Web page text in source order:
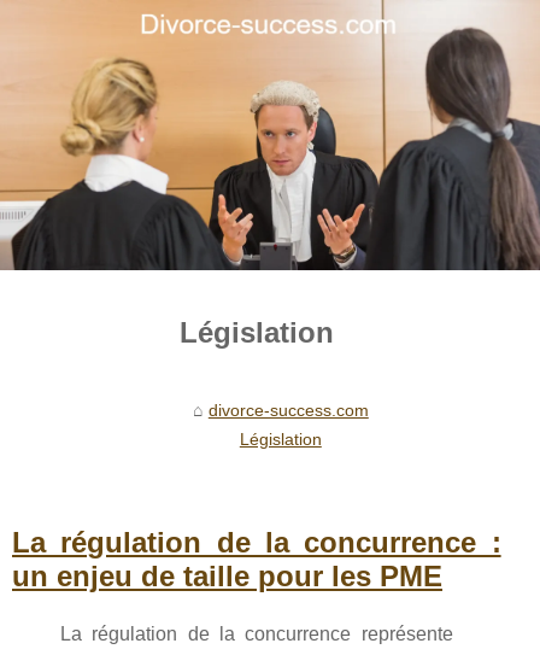
Législation
divorce-success.com
Législation
La régulation de la concurrence :
un enjeu de taille pour les PME
La régulation de la concurrence représente